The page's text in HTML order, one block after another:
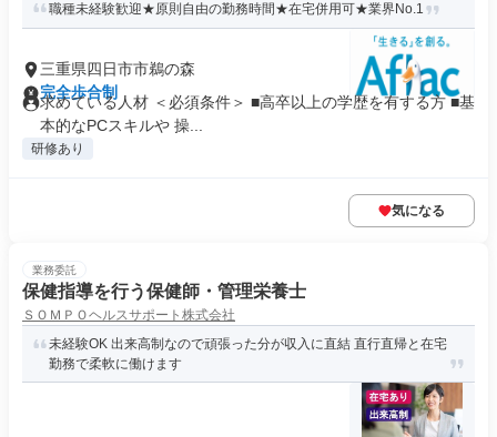
職種未経験歓迎★原則自由の勤務時間★在宅併用可★業界No.1
三重県四日市市鵜の森
完全歩合制
求めている人材 ＜必須条件＞ ■高卒以上の学歴を有する方 ■基
本的なPCスキルや 操...
研修あり
気になる
業務委託
保健指導を行う保健師・管理栄養士
ＳＯＭＰＯヘルスサポート株式会社
未経験OK 出来高制なので頑張った分が収入に直結 直行直帰と在宅
勤務で柔軟に働けます